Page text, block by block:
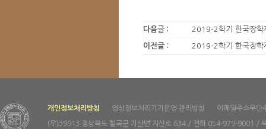
다음글 : 2019-2학기 한국장학
이전글 : 2019-2학기 한국장학
개인정보처리방침 영상정보처리기기운영·관리방침 이메일주소무단
(우)39913 경상북도 칠곡군 기산면 지산로 634 / 전화 054-979-9001 /